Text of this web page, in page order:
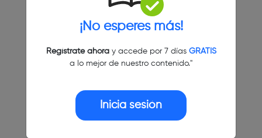
¡No esperes más!
Regístrate ahoray accede por 7 días GRATIS
a lo mejor de nuestro contenido."
Inicia sesión